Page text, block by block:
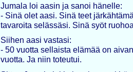
Jumala loi aasin ja sanoi hänelle:
- Sinä olet aasi. Sinä teet
tavaroita selässäsi. Sinä syöt
Siihen aasi vastasi:
- 50 vuotta sellaista elämää on
vuotta. Ja niin toteutui.